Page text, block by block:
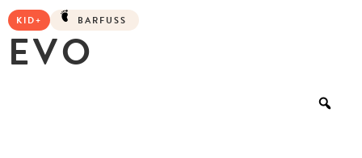
KID+ BARFUSS
EVO